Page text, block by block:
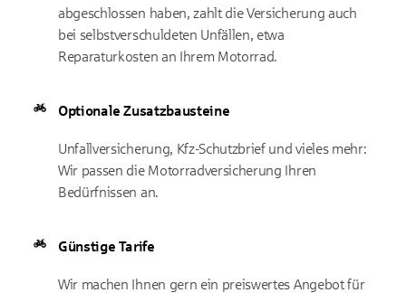
abgeschlossen haben, zahlt die Versicherung auch
bei selbstverschuldeten Unfällen, etwa
Reparaturkosten an Ihrem Motorrad.
Optionale Zusatzbausteine
Unfallversicherung, Kfz-Schutzbrief und vieles mehr:
Wir passen die Motorradversicherung Ihren
Bedürfnissen an.
Günstige Tarife
Wir machen Ihnen gern ein preiswertes Angebot für